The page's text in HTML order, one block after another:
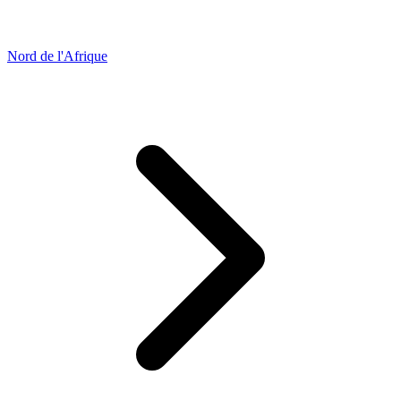
Nord de l'Afrique